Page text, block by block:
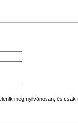
meg nyilvánosan, és csak